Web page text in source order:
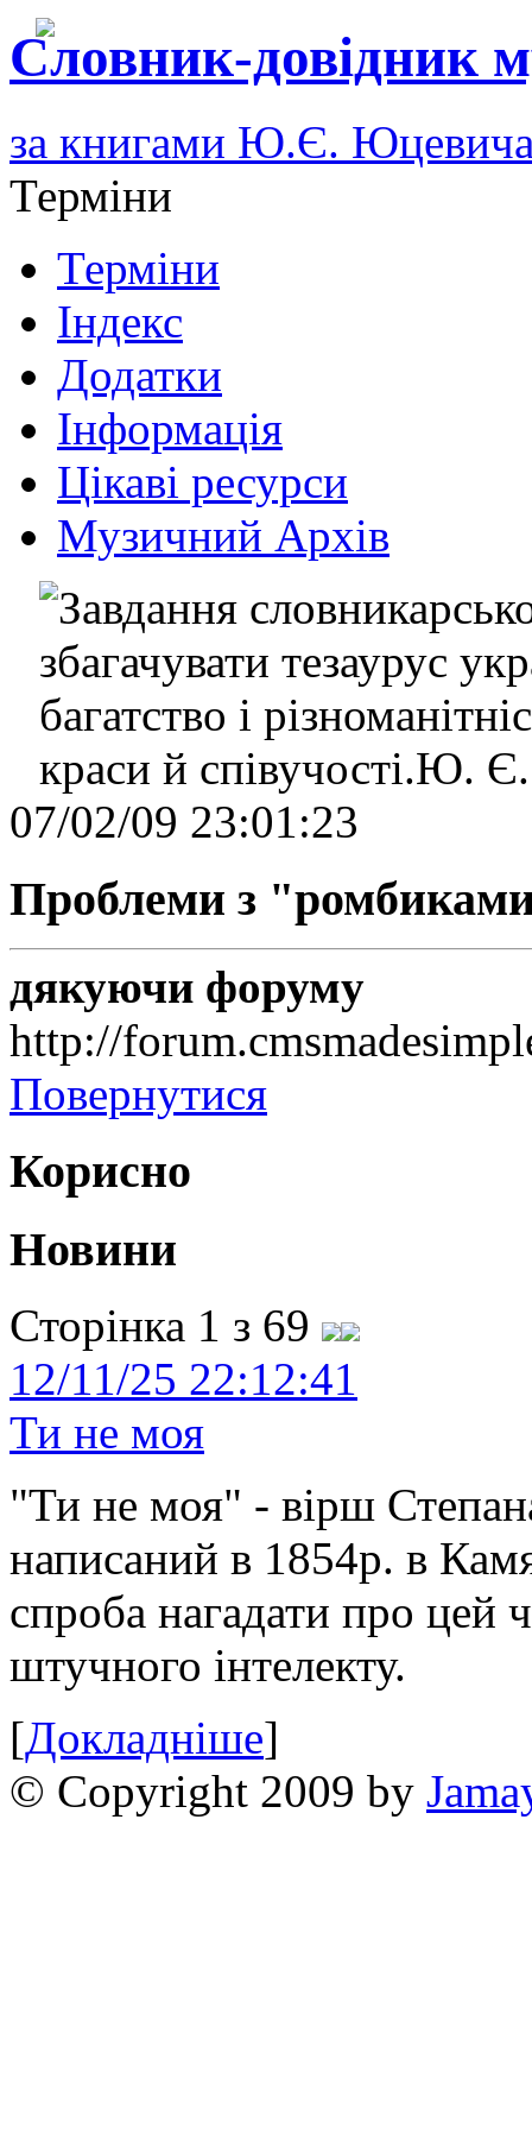
Словник-довідник
за книгами Ю.Є.
Терміни
Терміни
Індекс
Додатки
Інформація
Цікаві ресурси
Музичний Архів
07/02/09 23:01:23
Проблеми з
дякуючи форуму
http://
Повернутися
Корисно
Новини
Сторінка 1 з 69
12/11/25 22:12:41
Ти не моя
"Ти не моя" - вірш
написаний в 1854р. в
спроба нагадати про цей
штучного інтелекту.
[Докладніше]
© Copyright 2009 by